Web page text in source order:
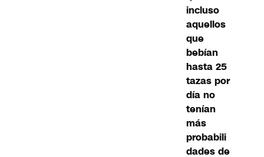
incluso
aquellos
que
bebían
hasta 25
tazas por
día no
tenían
más
probabili
dades de